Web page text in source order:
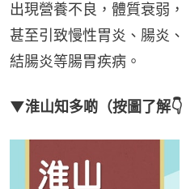
出現營養不良，體質衰弱
甚至引致慢性胃炎、腸炎
結腸炎等腸胃疾病。
▼淮山知多啲（按圖了解